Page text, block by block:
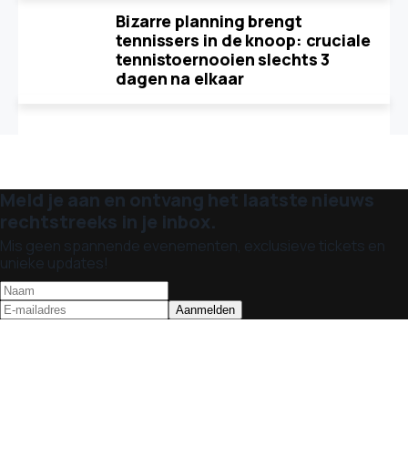
Bizarre planning brengt
tennissers in de knoop: cruciale
tennistoernooien slechts 3
dagen na elkaar
Meld je aan en ontvang het laatste nieuws
rechtstreeks in je inbox.
Mis geen spannende evenementen, exclusieve tickets en
unieke updates!